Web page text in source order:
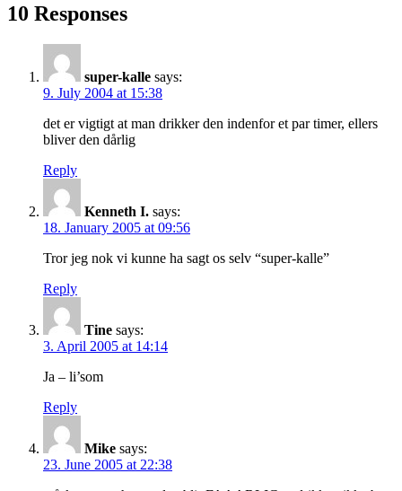
10 Responses
super-kalle says:
9. July 2004 at 15:38
det er vigtigt at man drikker den indenfor et par timer, ellers
bliver den dårlig
Reply
Kenneth I. says:
18. January 2005 at 09:56
Tror jeg nok vi kunne ha sagt os selv “super-kalle”
Reply
Tine says:
3. April 2005 at 14:14
Ja – li’som
Reply
Mike says:
23. June 2005 at 22:38